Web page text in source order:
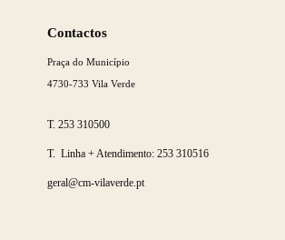
Contactos
Praça do Município
4730-733 Vila Verde
T.253 310500
T. Linha + Atendimento: 253 310516
geral@cm-vilaverde.pt